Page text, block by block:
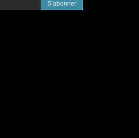
S’abonner